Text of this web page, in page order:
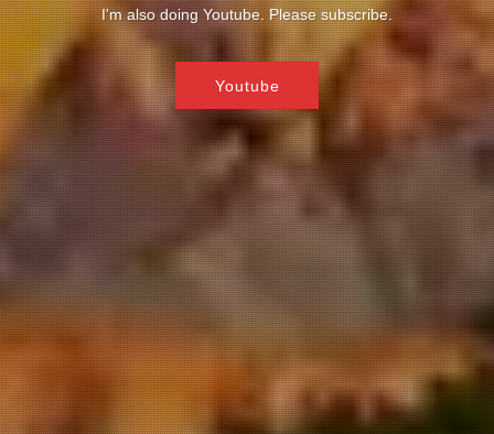
I'm also doing Youtube. Please subscribe.
Youtube